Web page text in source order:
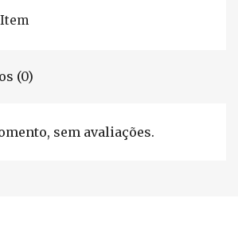
(0)
sem avaliações.